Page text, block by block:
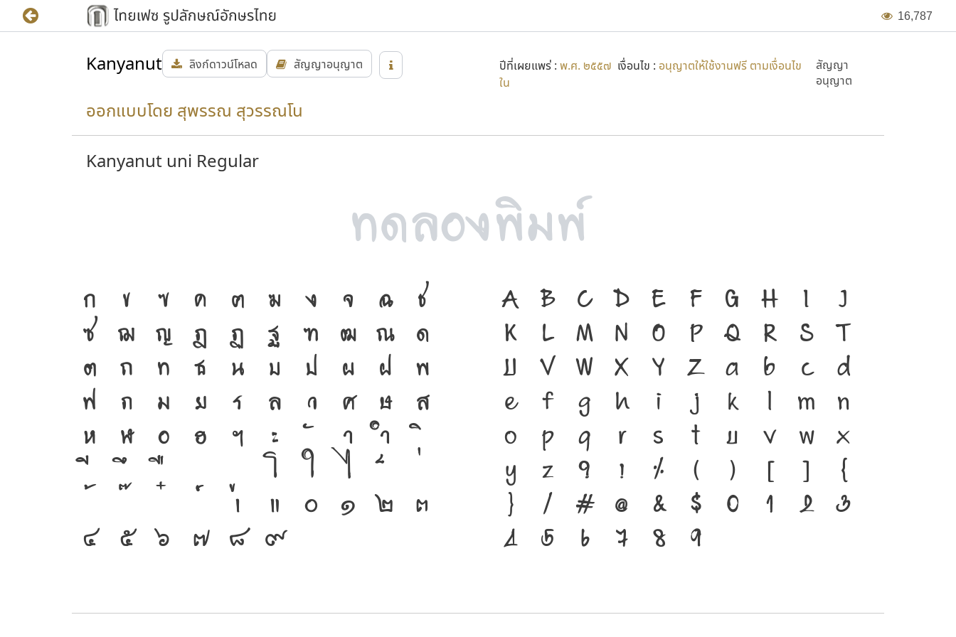
16,787
Kanyanut ลิงก์ดาวน์โหลด สัญญาอนุญาต ปีที่เผยแพร่ : พ.ศ. ๒๕๕๗ เงื่อนไข : อนุญาตให้ใช้งานฟรี ตามเงื่อนไข
ใน
สัญญา
อนุญาต
ออกแบบโดย สุพรรณ สุวรรณโน
Kanyanut uni Regular
ก ข ฃ ค ฅ ฆ ง จ ฉ
ช
ซ ฌ ญ ฎ ฏ ฐ ฑ ฒ ณ ด
ต
ถ ท ธ น บ ป ผ ฝ
พ
ฟ
ภ ม ย ร ล ว ศ ษ
ส
ห
ฬ อ ฮ ฯ ะ า
ำ
โ
ใ
ไ
เ
แ ๐ ๑ ๒
๓
๔ ๕ ๖ ๗ ๘ ๙
A B C D E F G H I
J
K
L M N O P Q R S T
U
V W X Y Z a b c
d
e
f g h i j k l m
n
o
p q r s t u v w x
y
z ? ! % ( ) [ ]
{
}
/ # @ & $ 0 1 2 3
4
5 6 7 8 9
ภาษา คือ เครื่องมือสำคัญที่ทำให้ความเป็น
ชาติดำรงอยู่ได้ ภาษา คือ สะพานเชื่อมตัวตน
ของชนชาติ จากอดีตสู่ปัจจุบัน ตัวพิมพ์ คือ
เครื่องมือสำคัญที่ทำให้ภาษาดำรงอยู่ได้ แบบ
ตัวพิมพ์ที่พัฒนาทันกระแสการเปลี่ยนแปลง
คือ โครงสร้างแกร่งของสะพานที่เชื่อมตัวตน
ของชาติ จากปัจจุบันสู่อนาคต